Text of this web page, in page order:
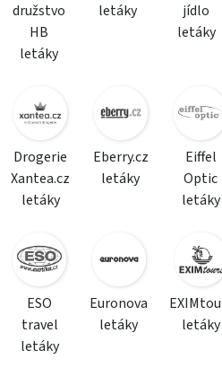
družstvo
HB
letáky
letáky
jídlo
letáky
Drogerie
Xantea.cz
letáky
Eberry.cz
letáky
Eiffel
Optic
letáky
ESO
travel
letáky
Euronova
letáky
letáky